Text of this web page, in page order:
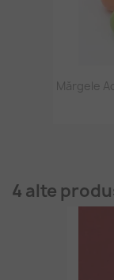
Mărgele
4 alte